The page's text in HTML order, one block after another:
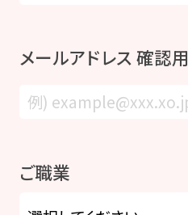
メールアドレス 確認用
ご職業